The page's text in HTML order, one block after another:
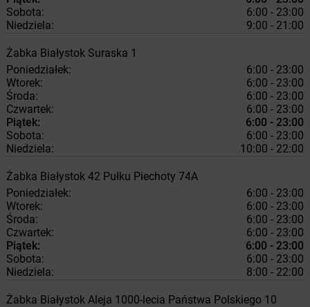
Sobota:
6:00 - 23:00
Niedziela:
9:00 - 21:00
Żabka Białystok Suraska 1
Poniedziałek:
6:00 - 23:00
Wtorek:
6:00 - 23:00
Środa:
6:00 - 23:00
Czwartek:
6:00 - 23:00
Piątek:
6:00 - 23:00
Sobota:
6:00 - 23:00
Niedziela:
10:00 - 22:00
Żabka Białystok 42 Pułku Piechoty 74A
Poniedziałek:
6:00 - 23:00
Wtorek:
6:00 - 23:00
Środa:
6:00 - 23:00
Czwartek:
6:00 - 23:00
Piątek:
6:00 - 23:00
Sobota:
6:00 - 23:00
Niedziela:
8:00 - 22:00
Żabka Białystok Aleja 1000-lecia Państwa Polskiego 10